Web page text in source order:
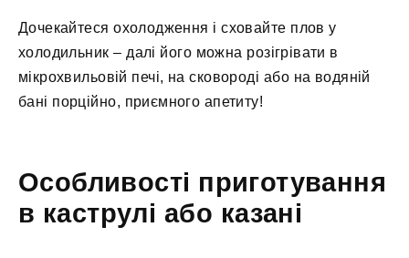
Дочекайтеся охолодження і сховайте плов у
холодильник – далі його можна розігрівати в
мікрохвильовій печі, на сковороді або на водяній
бані порційно, приємного апетиту!
Особливості приготування
в каструлі або казані